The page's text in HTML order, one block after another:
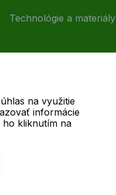
Technológie a materiály
na využitie
informácie
ho kliknutím na